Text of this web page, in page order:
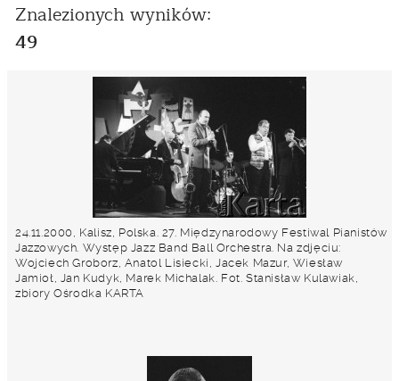
Znalezionych wyników:
49
24.11.2000, Kalisz, Polska. 27. Międzynarodowy Festiwal Pianistów
Jazzowych. Występ Jazz Band Ball Orchestra. Na zdjęciu:
Wojciech Groborz, Anatol Lisiecki, Jacek Mazur, Wiesław
Jamioł, Jan Kudyk, Marek Michalak. Fot. Stanisław Kulawiak,
zbiory Ośrodka KARTA